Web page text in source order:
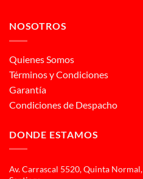
NOSOTROS
Quienes Somos
Términos y Condiciones
Garantía
Condiciones de Despacho
DONDE ESTAMOS
Av. Carrascal 5520, Quinta Normal,